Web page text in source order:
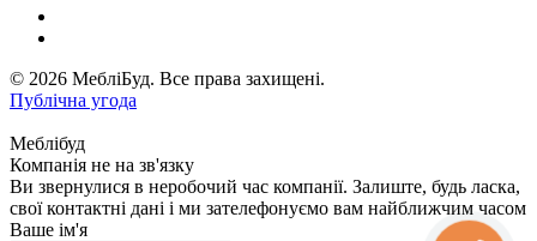
© 2026 МебліБуд. Все права захищені.
Публічна угода
Меблібуд
Компанія не на зв'язку
Ви звернулися в неробочий час компанії. Залиште, будь ласка,
свої контактні дані і ми зателефонуємо вам найближчим часом
Ваше ім'я